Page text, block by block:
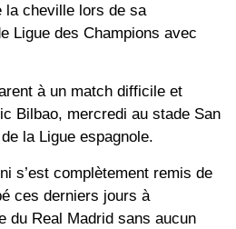
la cheville lors de sa
Ligue des Champions avec
à un match difficile et
Bilbao, mercredi au stade San
la Ligue espagnole.
s’est complètement remis de
ces derniers jours à
du Real Madrid sans aucun